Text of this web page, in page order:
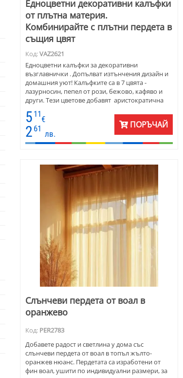
Едноцветни декоративни калъфки
от плътна материя.
Комбинирайте с плътни пердета в
същия цвят
Код:VAZ2621
Едноцветни калъфки за декоративни
възглавнички . Допълват изтънчения дизайн и
домашния уют! Калъфките са в 7 цвята -
лазурносин, пепел от рози, бежово, кафяво и
други. Тези цветове добавят аристократична
Предоставя безкрайни възможности за стилни
комбинации. Декоративните калъфкит са с
размери 45х45 см . Перфектни са за всеки диван,
стол или легло. Изработени са от плат петек -
5 11
€
2 61
лв.
ПОРЪЧАЙ
Слънчеви пердета от воал в
оранжево
Код: PER2783
Добавете радост и светлина у дома със
слънчеви пердета от воал в топъл жълто-
оранжев нюанс. Пердетата са изработени от
фин воал, ушити по индивидуални размери, за